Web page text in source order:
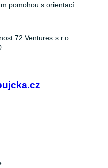
pomohou s orientací
72 Ventures s.r.o